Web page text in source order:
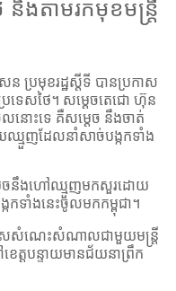
និងតាមរកមុខមន្ត្រី
ប្រមុខរដ្ឋស្តីទី បានប្រកាស
រ​ទេស​​ថៃ។ សម្តេចតេជោ ហ៊ុន
លនោះទេ គឺសម្តេច នឹងចាត់
ឈ្មួញដែលនាំសាច់​បង្កកទាំង
តេចនឹងហៅឈ្មួញមកសួរដោយ
កកទាំងនេះចូលមកកម្ពុជា។
កាសសំណេះសំណាលជាមួយមន្ត្រី
ខេត្តបន្ទាយមានជ័យនាព្រឹក